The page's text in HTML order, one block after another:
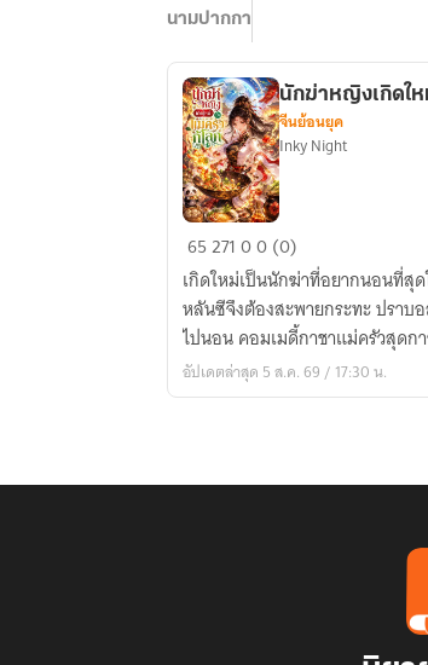
นามปากกา
นัก
ฆ่า
หญิง
เกิด
ใหม่
เป็น
นักฆ่าหญิงเกิดใ
จีนย้อนยุค
Inky Night
6527100 (0)
เกิดใหม่เป็นนักฆ่าที่อยากนอนที่สุ
หลันซีจึงต้องสะพายกระทะ ปรา
ไปนอน คอมเมดี้กาชาแม่ครัวสุดก
อัปเดตล่าสุด 5 ส.ค. 69 / 17:30 น.